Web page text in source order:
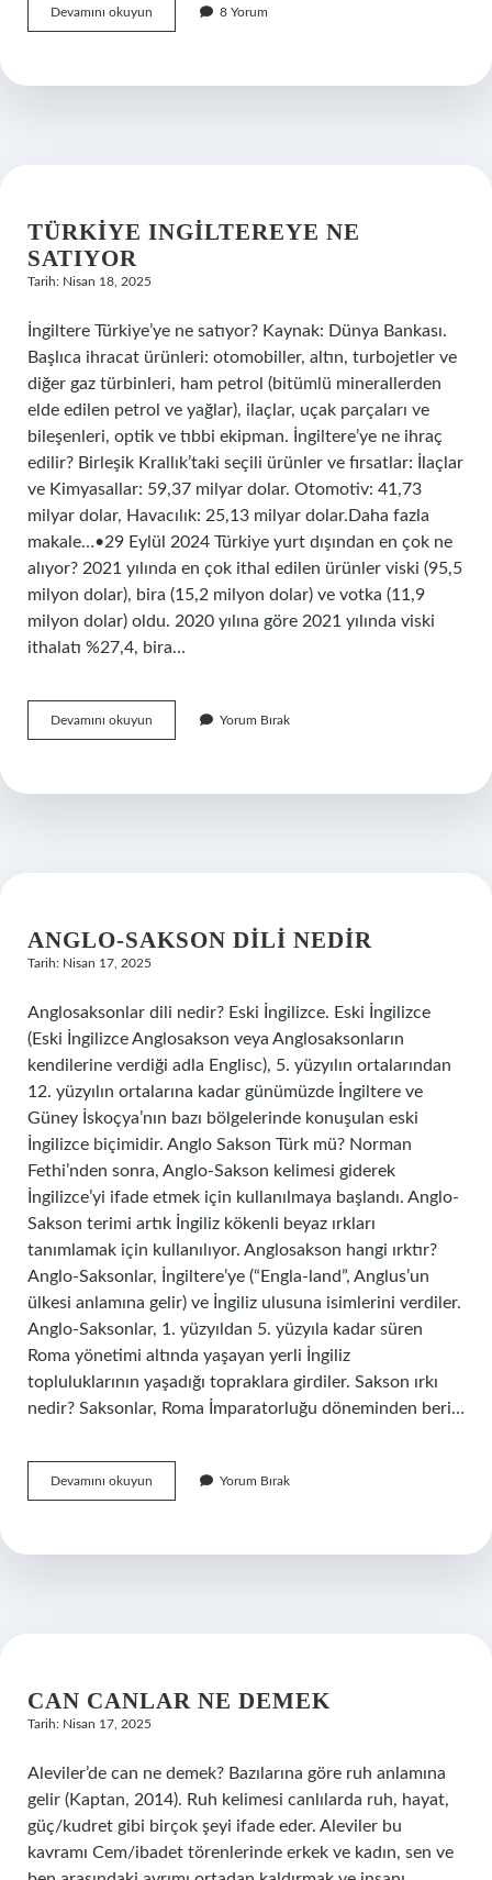
Devamını okuyun Mütemadiyen
nereden
8 Yorum
TÜRKIYE INGILTEREYE NE
SATIYOR
Tarih: Nisan 18, 2025
İngiltere Türkiye’ye ne satıyor? Kaynak: Dünya Bankası.
Başlıca ihracat ürünleri: otomobiller, altın, turbojetler ve
diğer gaz türbinleri, ham petrol (bitümlü minerallerden
elde edilen petrol ve yağlar), ilaçlar, uçak parçaları ve
bileşenleri, optik ve tıbbi ekipman. İngiltere’ye ne ihraç
edilir? Birleşik Krallık’taki seçili ürünler ve fırsatlar: İlaçlar
ve Kimyasallar: 59,37 milyar dolar. Otomotiv: 41,73
milyar dolar, Havacılık: 25,13 milyar dolar.Daha fazla
makale…•29 Eylül 2024 Türkiye yurt dışından en çok ne
alıyor? 2021 yılında en çok ithal edilen ürünler viski (95,5
milyon dolar), bira (15,2 milyon dolar) ve votka (11,9
milyon dolar) oldu. 2020 yılına göre 2021 yılında viski
ithalatı %27,4, bira…
Devamını okuyun
Ingiltereye
Yorum Bırak
ANGLO-SAKSON DILI NEDIR
Tarih: Nisan 17, 2025
Anglosaksonlar dili nedir? Eski İngilizce. Eski İngilizce
(Eski İngilizce Anglosakson veya Anglosaksonların
kendilerine verdiği adla Englisc), 5. yüzyılın ortalarından
12. yüzyılın ortalarına kadar günümüzde İngiltere ve
Güney İskoçya’nın bazı bölgelerinde konuşulan eski
İngilizce biçimidir. Anglo Sakson Türk mü? Norman
Fethi’nden sonra, Anglo-Sakson kelimesi giderek
İngilizce’yi ifade etmek için kullanılmaya başlandı. Anglo-
Sakson terimi artık İngiliz kökenli beyaz ırkları
tanımlamak için kullanılıyor. Anglosakson hangi ırktır?
Anglo-Saksonlar, İngiltere’ye (“Engla-land”, Anglus’un
ülkesi anlamına gelir) ve İngiliz ulusuna isimlerini verdiler.
Anglo-Saksonlar, 1. yüzyıldan 5. yüzyıla kadar süren
Roma yönetimi altında yaşayan yerli İngiliz
topluluklarının yaşadığı topraklara girdiler. Sakson ırkı
nedir? Saksonlar, Roma İmparatorluğu döneminden beri…
Devamını okuyun
Sakson
Yorum Bırak
CAN CANLAR NE DEMEK
Tarih: Nisan 17, 2025
Aleviler’de can ne demek? Bazılarına göre ruh anlamına
gelir (Kaptan, 2014). Ruh kelimesi canlılarda ruh, hayat,
güç/kudret gibi birçok şeyi ifade eder. Aleviler bu
kavramı Cem/ibadet törenlerinde erkek ve kadın, sen ve